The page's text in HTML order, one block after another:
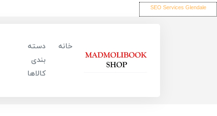
SEO Services Glendale
خانه
دسته
بندی
کالاها